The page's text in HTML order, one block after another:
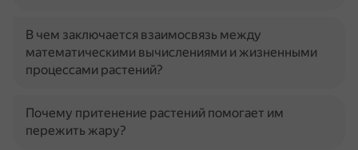
В чем заключается взаимосвязь между
математическими вычислениями и жизненными
процессами растений?
Почему притенение растений помогает им
пережить жару?